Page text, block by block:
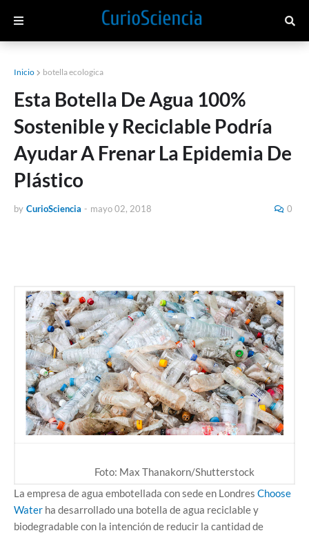
Inicio botella ecologica
Esta Botella De Agua 100%
Sostenible y Reciclable Podría
Ayudar A Frenar La Epidemia De
Plástico
by CurioSciencia - mayo 02, 2018 0
Foto: Max Thanakorn/Shutterstock
La empresa de agua embotellada con sede en Londres Choose
Water ha desarrollado una botella de agua reciclable y
biodegradable con la intención de reducir la cantidad de